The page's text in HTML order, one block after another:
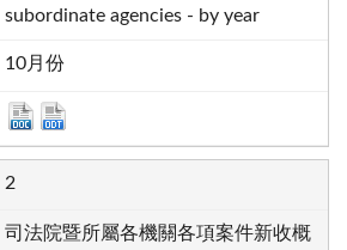
subordinate agencies - by year
10月份
2
司法院暨所屬各機關各項案件新收概